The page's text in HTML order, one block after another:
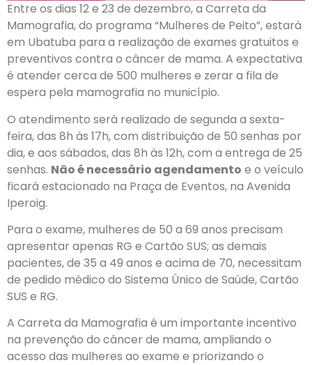
Entre os dias 12 e 23 de dezembro, a Carreta da
Mamografia, do programa “Mulheres de Peito”, estará
em Ubatuba para a realização de exames gratuitos e
preventivos contra o câncer de mama. A expectativa
é atender cerca de 500 mulheres e zerar a fila de
espera pela mamografia no município.
O atendimento será realizado de segunda a sexta-
feira, das 8h às 17h, com distribuição de 50 senhas por
dia, e aos sábados, das 8h às 12h, com a entrega de 25
senhas. Não é necessário agendamento e o veículo
ficará estacionado na Praça de Eventos, na Avenida
Iperoig.
Para o exame, mulheres de 50 a 69 anos precisam
apresentar apenas RG e Cartão SUS; as demais
pacientes, de 35 a 49 anos e acima de 70, necessitam
de pedido médico do Sistema Único de Saúde, Cartão
SUS e RG.
A Carreta da Mamografia é um importante incentivo
na prevenção do câncer de mama, ampliando o
acesso das mulheres ao exame e priorizando o